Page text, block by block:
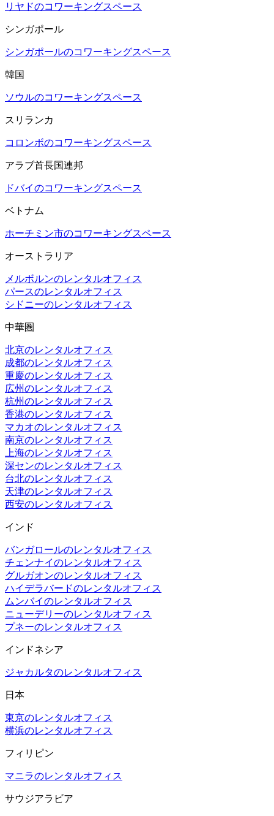
リヤドのコワーキングスペース
シンガポール
シンガポールのコワーキングスペース
韓国
ソウルのコワーキングスペース
スリランカ
コロンボのコワーキングスペース
アラブ首長国連邦
ドバイのコワーキングスペース
ベトナム
ホーチミン市のコワーキングスペース
オーストラリア
メルボルンのレンタルオフィス
パースのレンタルオフィス
シドニーのレンタルオフィス
中華圏
北京のレンタルオフィス
成都のレンタルオフィス
重慶のレンタルオフィス
広州のレンタルオフィス
杭州のレンタルオフィス
香港のレンタルオフィス
マカオのレンタルオフィス
南京のレンタルオフィス
上海のレンタルオフィス
深センのレンタルオフィス
台北のレンタルオフィス
天津のレンタルオフィス
西安のレンタルオフィス
インド
バンガロールのレンタルオフィス
チェンナイのレンタルオフィス
グルガオンのレンタルオフィス
ハイデラバードのレンタルオフィス
ムンバイのレンタルオフィス
ニューデリーのレンタルオフィス
プネーのレンタルオフィス
インドネシア
ジャカルタのレンタルオフィス
日本
東京のレンタルオフィス
横浜のレンタルオフィス
フィリピン
マニラのレンタルオフィス
サウジアラビア